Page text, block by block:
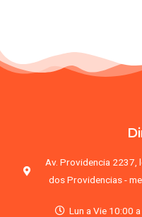
Av. Providencia 2237,
dos Providencias -
Lun a Vie 10:00